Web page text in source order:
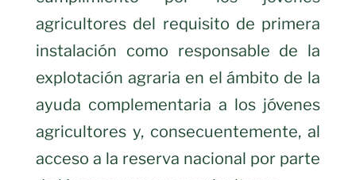
agricultores del requisito de primera
instalación como responsable de la
explotación agraria en el ámbito de la
ayuda complementaria a los jóvenes
agricultores y, consecuentemente, al
acceso a la reserva nacional por parte